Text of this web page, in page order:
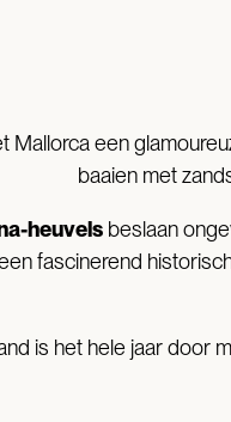
Mallorca een
baaien met
heuvelsbeslaan
fascinerend
is het hele jaar door